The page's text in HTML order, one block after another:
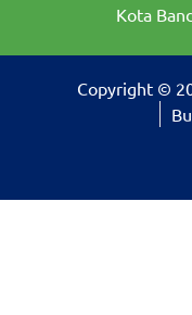
Kota
Copyright ©